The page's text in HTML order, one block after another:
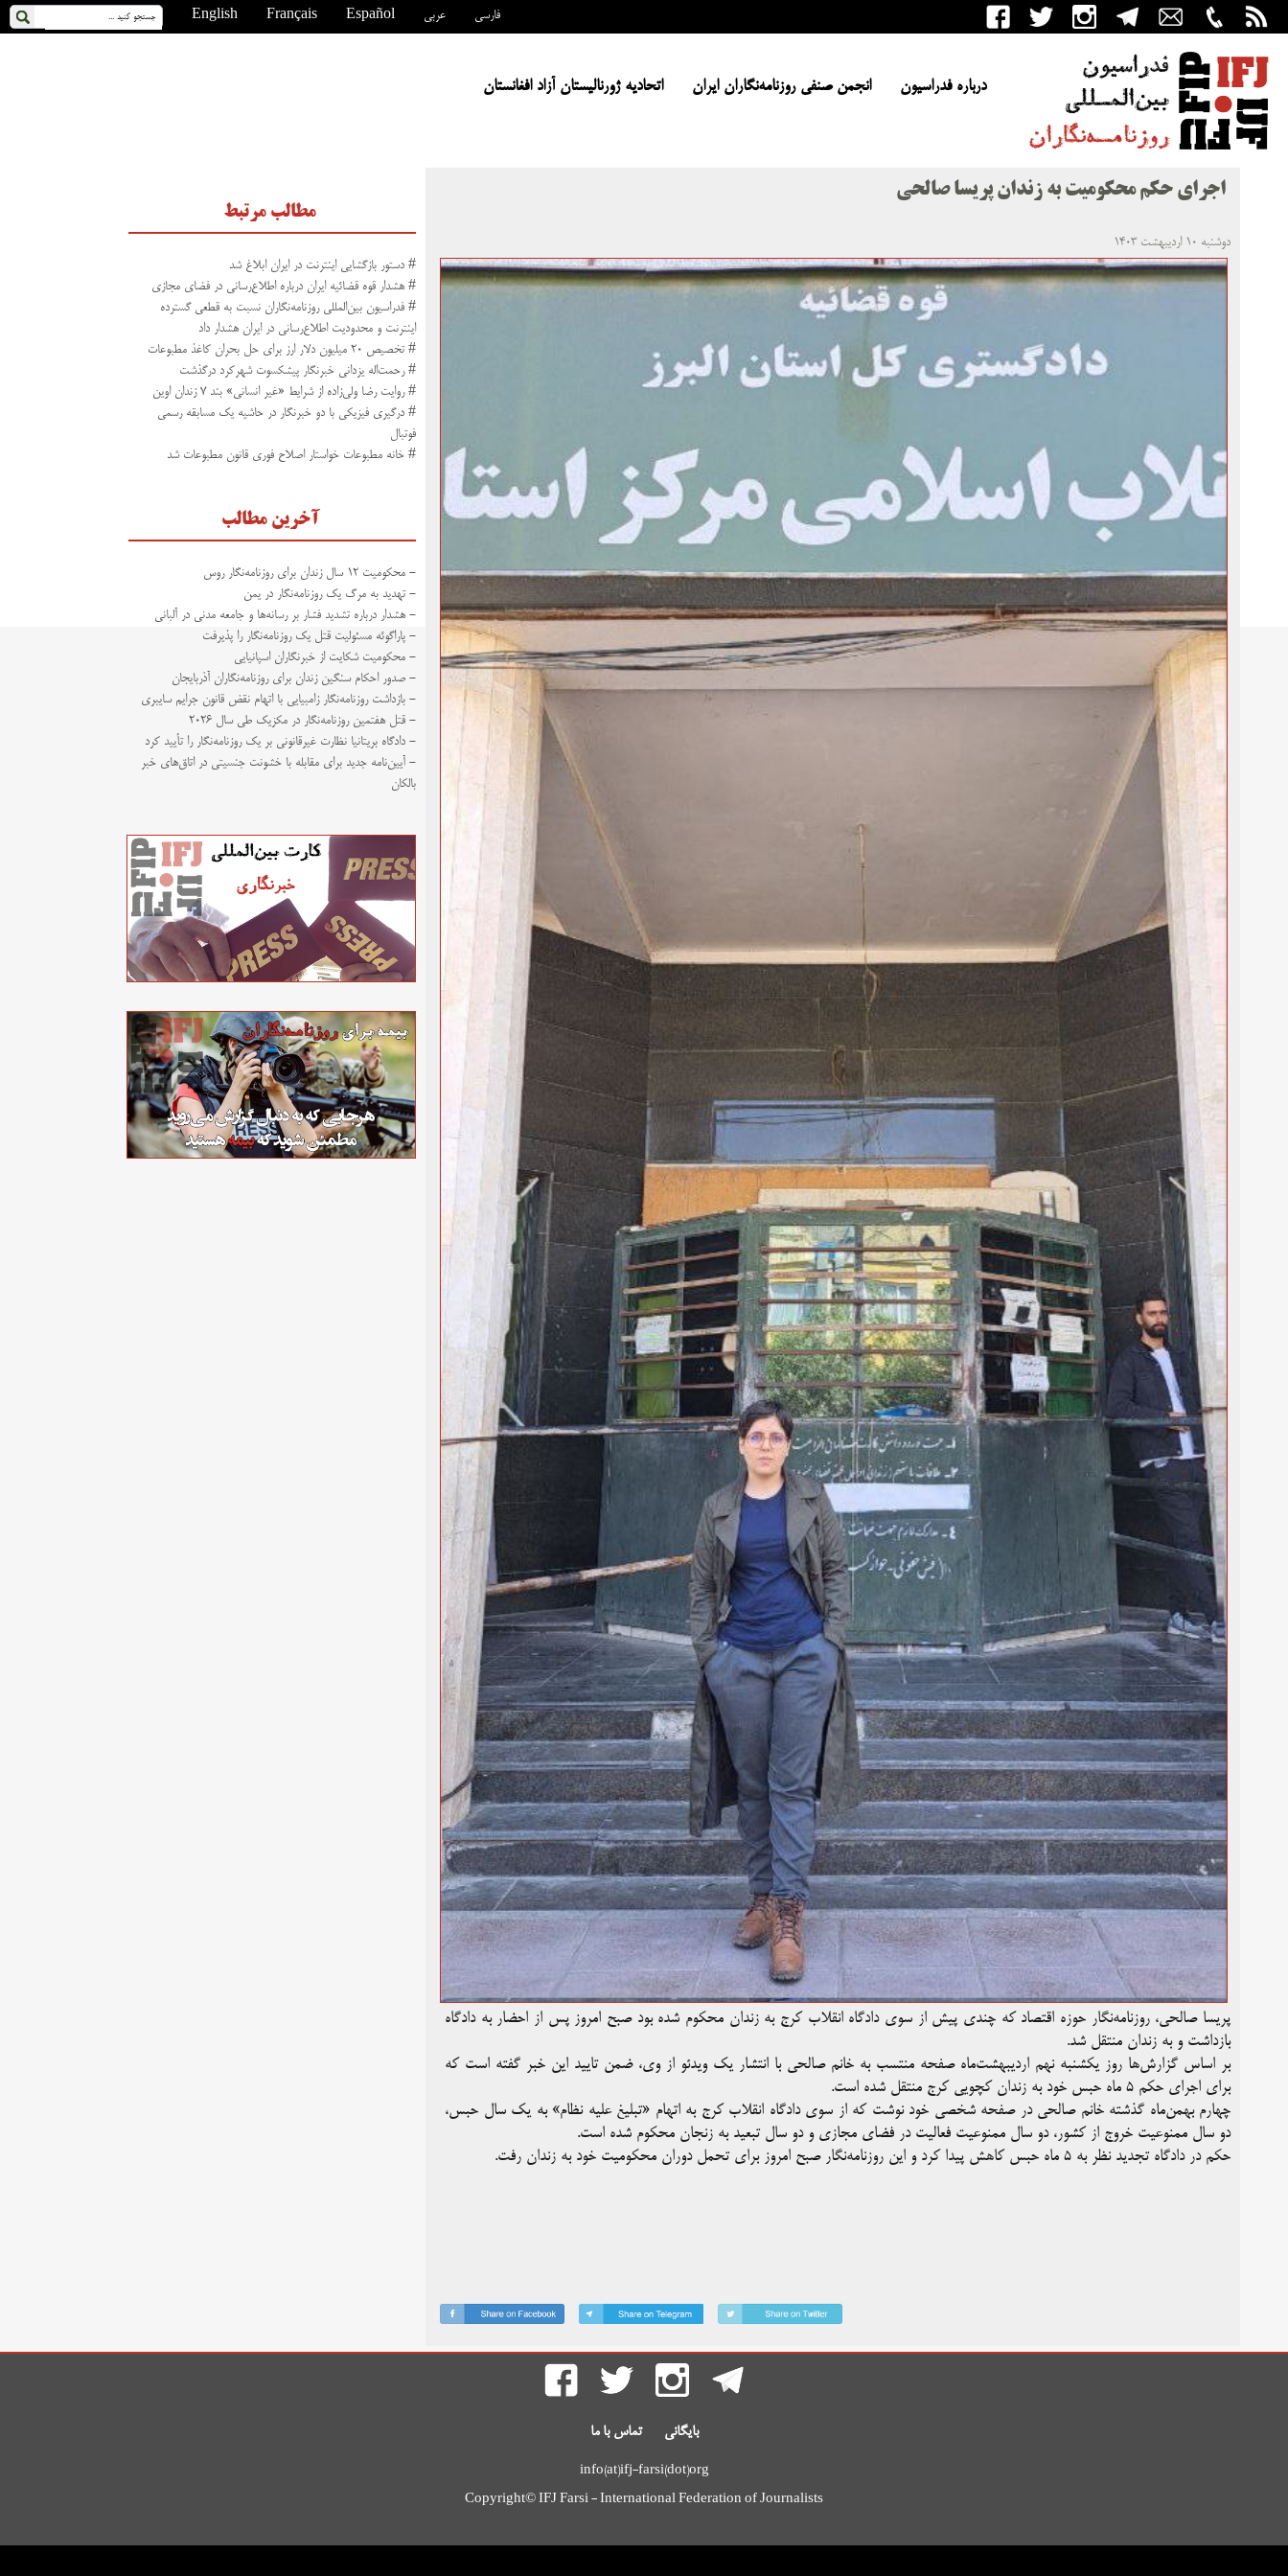
English Français Español عربی فارسی
درباره فدراسیون انجمن صنفی روزنامه‌نگاران ایران اتحادیه ژورنالیستان آزاد افغانستان
اجرای حکم محکومیت به زندان پریسا صالحی
دوشنبه ۱۰ اردیبهشت ۱۴۰۳
پریسا صالحی، روزنامه‌نگار حوزه اقتصاد که چندی پیش از سوی دادگاه انقلاب کرج به زندان محکوم شده بود صبح امروز پس از احضار به دادگاه
بازداشت و به زندان منتقل شد.
بر اساس گزارش‌ها روز یکشنبه نهم اردیبهشت‌ماه صفحه منتسب به خانم صالحی با انتشار یک ویدئو از وی، ضمن تایید این خبر گفته است که
برای اجرای حکم ۵ ماه حبس خود به زندان کچویی کرج منتقل شده است.
چهارم بهمن‌ماه گذشته خانم صالحی در صفحه شخصی خود نوشت که از سوی دادگاه انقلاب کرج به اتهام «تبلیغ علیه نظام» به یک سال حبس،
دو سال ممنوعیت خروج از کشور، دو سال ممنوعیت فعالیت در فضای مجازی و دو سال تبعید به زنجان محکوم شده است.
حکم در دادگاه تجدید نظر به ۵ ماه حبس کاهش پیدا کرد و این روزنامه‌نگار صبح امروز برای تحمل دوران محکومیت خود به زندان رفت.
مطالب مرتبط
# دستور بازگشایی اینترنت در ایران ابلاغ شد
# هشدار قوه قضائیه ایران درباره اطلاع‌رسانی در فضای مجازی
# فدراسیون بین‌المللی روزنامه‌نگاران نسبت به قطعی گسترده
اینترنت و محدودیت اطلاع‌رسانی در ایران هشدار داد
# تخصیص ۲۰ میلیون دلار ارز برای حل بحران کاغذ مطبوعات
# رحمت‌اله یزدانی خبرنگار پیشکسوت شهرکرد درگذشت
# روایت رضا ولی‌زاده از شرایط «غیر انسانی» بند ۷ زندان اوین
# درگیری فیزیکی با دو خبرنگار در حاشیه یک مسابقه رسمی
فوتبال
# خانه مطبوعات خواستار اصلاح فوری قانون مطبوعات شد
آخرین مطالب
- محکومیت ۱۲ سال زندان برای روزنامه‌نگار روس
- تهدید به مرگ یک روزنامه‌نگار در یمن
- هشدار درباره تشدید فشار بر رسانه‌ها و جامعه مدنی در آلبانی
- پاراگوئه مسئولیت قتل یک روزنامه‌نگار را پذیرفت
- محکومیت شکایت از خبرنگاران اسپانیایی
- صدور احکام سنگین زندان برای روزنامه‌نگاران آذربایجان
- بازداشت روزنامه‌نگار زامبیایی با اتهام نقض قانون جرایم سایبری
- قتل هفتمین روزنامه‌نگار در مکزیک طی سال ۲۰۲۶
- دادگاه بریتانیا نظارت غیرقانونی بر یک روزنامه‌نگار را تأیید کرد
- آیین‌نامه جدید برای مقابله با خشونت جنسیتی در اتاق‌های خبر
بالکان
بایگانی تماس با ما
info(at)ifj-farsi(dot)org
Copyright© IFJ Farsi - International Federation of Journalists